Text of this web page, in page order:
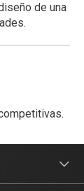
de una